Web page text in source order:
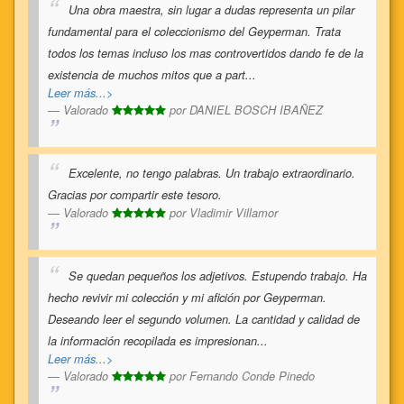
Una obra maestra, sin lugar a dudas representa un pilar
fundamental para el coleccionismo del Geyperman. Trata
todos los temas incluso los mas controvertidos dando fe de la
existencia de muchos mitos que a part...
Leer más...>
Valorado
porDANIEL BOSCH IBAÑEZ
Excelente, no tengo palabras. Un trabajo extraordinario.
Gracias por compartir este tesoro.
Valorado
por Vladimir Villamor
Se quedan pequeños los adjetivos. Estupendo trabajo. Ha
hecho revivir mi colección y mi afición por Geyperman.
Deseando leer el segundo volumen. La cantidad y calidad de
la información recopilada es impresionan...
Leer más...>
Valorado
porFernando Conde Pinedo